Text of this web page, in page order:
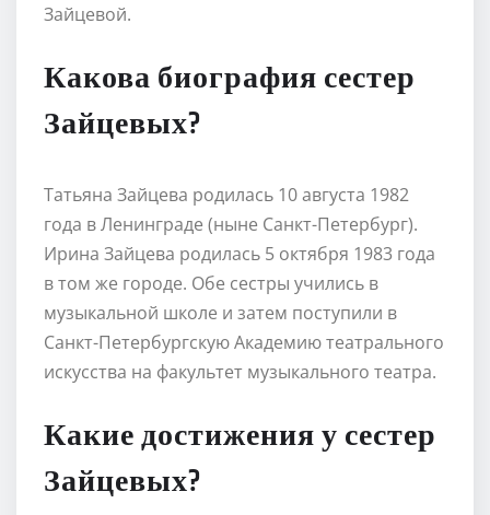
Зайцевой.
Какова биография сестер
Зайцевых?
Татьяна Зайцева родилась 10 августа 1982
года в Ленинграде (ныне Санкт-Петербург).
Ирина Зайцева родилась 5 октября 1983 года
в том же городе. Обе сестры учились в
музыкальной школе и затем поступили в
Санкт-Петербургскую Академию театрального
искусства на факультет музыкального театра.
Какие достижения у сестер
Зайцевых?